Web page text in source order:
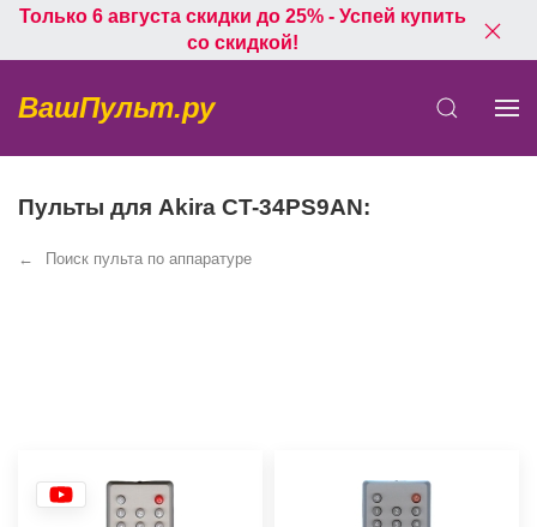
Только 6 августа скидки до 25% - Успей купить
со скидкой!
ВашПульт.ру
Пульты для Akira CT-34PS9AN:
Поиск пульта по аппаратуре